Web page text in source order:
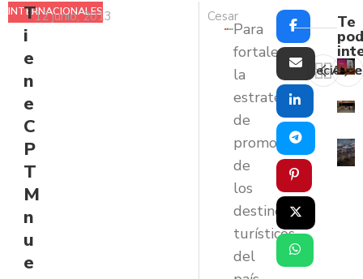
INTERNACIONALES
T
i
e
n
e
C
P
T
M
n
u
e
12 junio, 2013 Cesar
Para
fortalecer
la
estrategia
de
promoción
de
los
destinos
turísticos
del
Reciente
Te